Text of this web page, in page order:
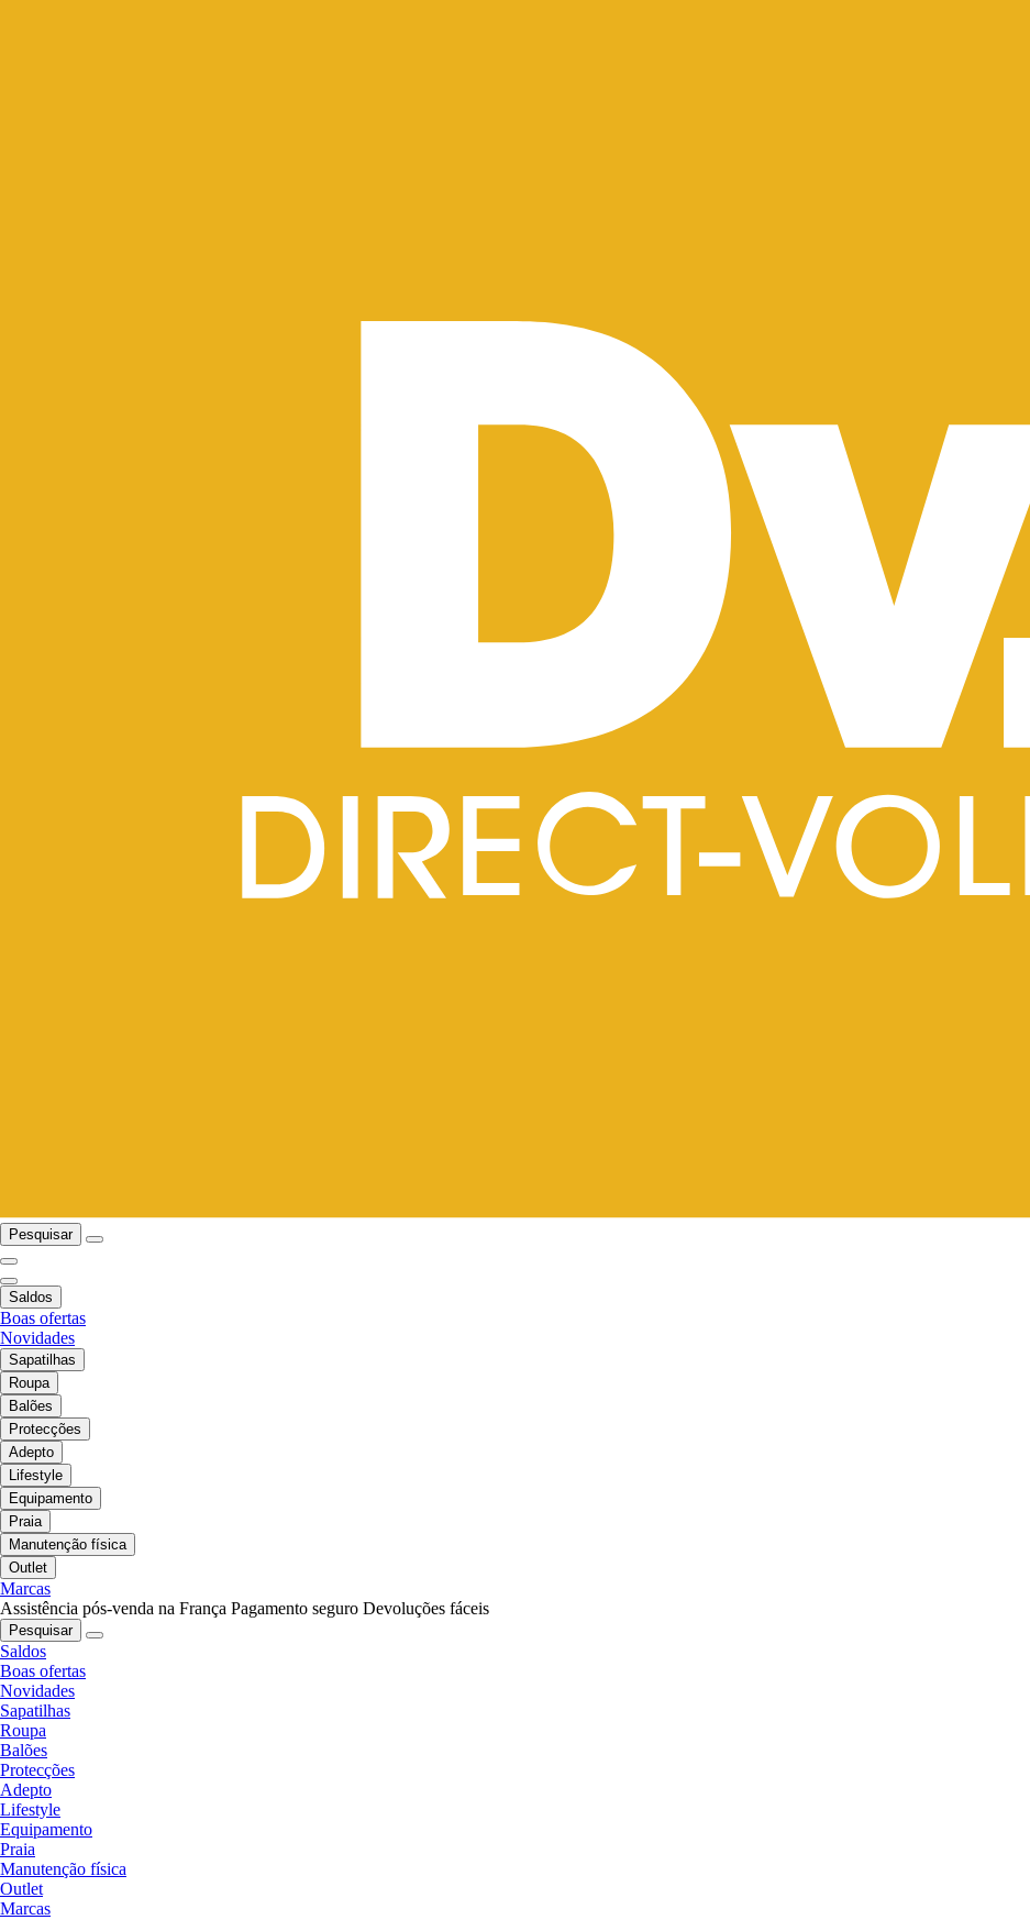
Pesquisar
Saldos
Boas ofertas
Novidades
Sapatilhas
Roupa
Balões
Protecções
Adepto
Lifestyle
Equipamento
Praia
Manutenção física
Outlet
Marcas
Assistência pós-venda na França Pagamento seguro Devoluções fáceis
Pesquisar
Saldos
Boas ofertas
Novidades
Sapatilhas
Roupa
Balões
Protecções
Adepto
Lifestyle
Equipamento
Praia
Manutenção física
Outlet
Marcas